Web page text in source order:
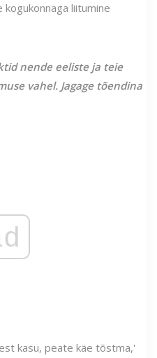
liitumine
nende eeliste ja teie
vahel. Jagage tõendina
kasu, peate käe tõstma,'